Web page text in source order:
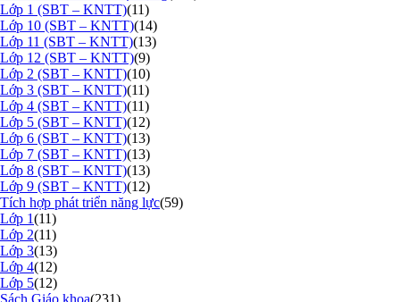
Lớp 1 (SBT – KNTT)(11)
Lớp 10 (SBT – KNTT)(14)
Lớp 11 (SBT – KNTT)(13)
Lớp 12 (SBT – KNTT)(9)
Lớp 2 (SBT – KNTT)(10)
Lớp 3 (SBT – KNTT)(11)
Lớp 4 (SBT – KNTT)(11)
Lớp 5 (SBT – KNTT)(12)
Lớp 6 (SBT – KNTT)(13)
Lớp 7 (SBT – KNTT)(13)
Lớp 8 (SBT – KNTT)(13)
Lớp 9 (SBT – KNTT)(12)
Tích hợp phát triển năng lực(59)
Lớp 1(11)
Lớp 2(11)
Lớp 3(13)
Lớp 4(12)
Lớp 5(12)
Sách Giáo khoa(231)